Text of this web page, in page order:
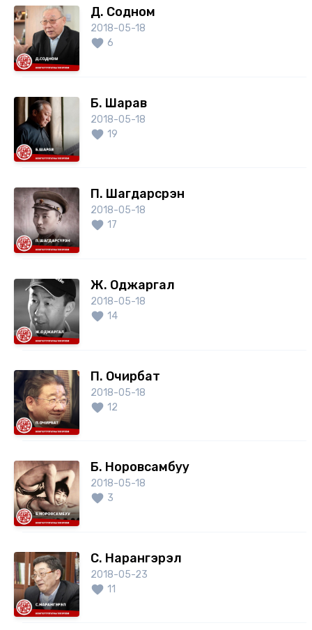
Д. Содном
2018-05-18
6
Б. Шарав
2018-05-18
19
П. Шагдарсүрэн
2018-05-18
17
Ж. Оджаргал
2018-05-18
14
П. Очирбат
2018-05-18
12
Б. Норовсамбуу
2018-05-18
3
С. Нарангэрэл
2018-05-23
11